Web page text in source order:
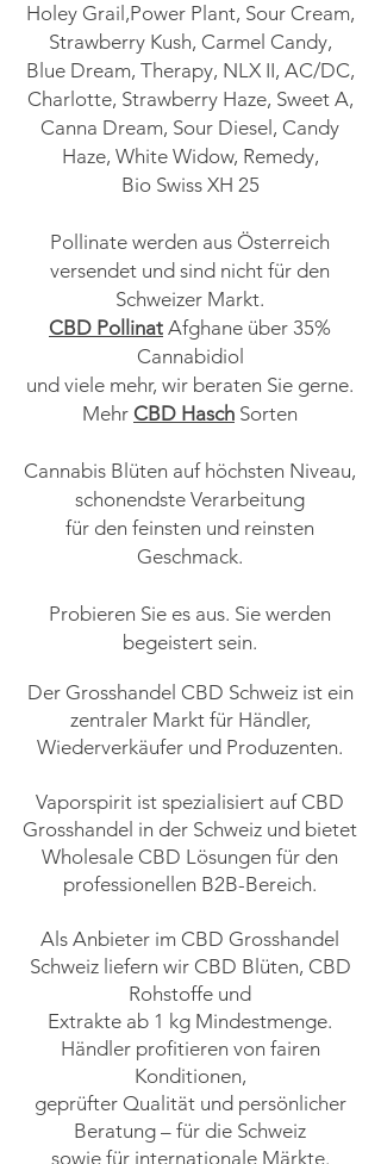
Holey Grail,Power Plant, Sour Cream,
Strawberry Kush, Carmel Candy,
Blue Dream, Therapy, NLX II, AC/DC,
Charlotte, Strawberry Haze, Sweet A,
Canna Dream, Sour Diesel, Candy
Haze, White Widow, Remedy,
Bio Swiss XH 25
Pollinate werden aus Österreich
versendet und sind nicht für den
Schweizer Markt.
CBD Pollinat Afghane über 35%
Cannabidiol
und viele mehr, wir beraten Sie gerne.
Mehr CBD Hasch Sorten
Cannabis Blüten auf höchsten Niveau,
schonendste Verarbeitung
für den feinsten und reinsten
Geschmack.
Probieren Sie es aus. Sie werden
begeistert sein.
Der Grosshandel CBD Schweiz ist ein
zentraler Markt für Händler,
Wiederverkäufer und Produzenten.
Vaporspirit ist spezialisiert auf CBD
Grosshandel in der Schweiz und bietet
Wholesale CBD Lösungen für den
professionellen B2B-Bereich.
Als Anbieter im CBD Grosshandel
Schweiz liefern wir CBD Blüten, CBD
Rohstoffe und
Extrakte ab 1 kg Mindestmenge.
Händler profitieren von fairen
Konditionen,
geprüfter Qualität und persönlicher
Beratung – für die Schweiz
sowie für internationale Märkte.